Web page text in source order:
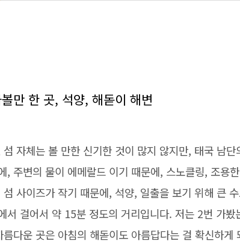
만 한 곳, 석양, 해돋이 해변
자체는 볼 만한 신기한 것이 많지 않지만, 태국 남단
, 주변의 물이 에메랄드 이기 때문에, 스노클링, 조용
사이즈가 작기 때문에, 석양, 일출을 보기 위해 큰
서 걸어서 약 15분 정도의 거리입니다. 저는 2번 가봤
다운 곳은 아침의 해돋이도 아름답다는 걸 확신하게